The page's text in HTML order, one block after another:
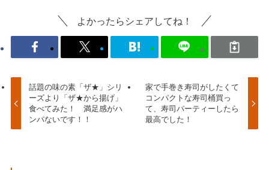
よかったらシェアしてね！
話題の味の素「ザ★」シリ
ーズより「ザ★から揚げ」
食べてみた！ 満足感がハ
ンパないです！！
家で手巻き寿司がしたくて
コンパクトな寿司桶買っ
て、寿司パーティーしたら
最高でした！